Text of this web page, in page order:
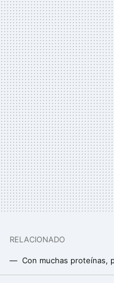
RELACIONADO